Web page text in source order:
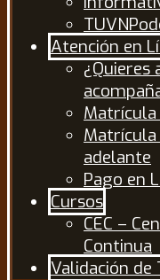
Atención en
¿Quieres
Matrícula
adelante
Pago en
Cursos
CEC –
Continua
Validación